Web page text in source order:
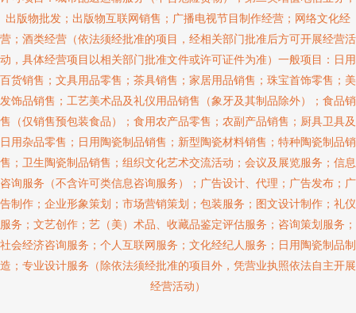
出版物批发；出版物互联网销售；广播电视节目制作经营；网络文化经
营；酒类经营（依法须经批准的项目，经相关部门批准后方可开展经营活
动，具体经营项目以相关部门批准文件或许可证件为准）一般项目：日用
百货销售；文具用品零售；茶具销售；家居用品销售；珠宝首饰零售；美
发饰品销售；工艺美术品及礼仪用品销售（象牙及其制品除外）；食品销
售（仅销售预包装食品）；食用农产品零售；农副产品销售；厨具卫具及
日用杂品零售；日用陶瓷制品销售；新型陶瓷材料销售；特种陶瓷制品销
售；卫生陶瓷制品销售；组织文化艺术交流活动；会议及展览服务；信息
咨询服务（不含许可类信息咨询服务）；广告设计、代理；广告发布；广
告制作；企业形象策划；市场营销策划；包装服务；图文设计制作；礼仪
服务；文艺创作；艺（美）术品、收藏品鉴定评估服务；咨询策划服务；
社会经济咨询服务；个人互联网服务；文化经纪人服务；日用陶瓷制品制
造；专业设计服务（除依法须经批准的项目外，凭营业执照依法自主开展
经营活动）